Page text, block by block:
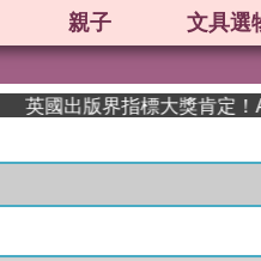
親子 文具選
英國出版界指標大獎肯定！